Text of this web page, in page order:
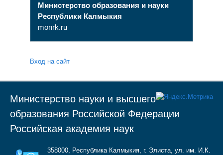
Министерство образования и науки
Республики Калмыкия
monrk.ru
Вход на сайт
Министерство науки и высшего
образования Российской Федерации
Российская академия наук
358000, Республика Калмыкия, г. Элиста, ул. им. И.К.